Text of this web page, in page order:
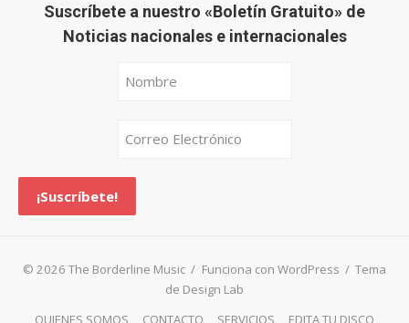
Suscríbete a nuestro «Boletín Gratuito» de
Noticias nacionales e internacionales
© 2026 The Borderline Music / Funciona con WordPress / Tema
de Design Lab
QUIENES SOMOS
CONTACTO SERVICIOS EDITA TU DISCO